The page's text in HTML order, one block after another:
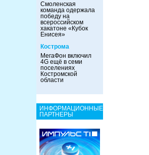
Смоленская
команда одержала
победу на
всероссийском
хакатоне «Кубок
Енисея»
Кострома
МегаФон включил
4G ещё в семи
поселениях
Костромской
области
ИНФОРМАЦИОННЫЕ
ПАРТНЕРЫ